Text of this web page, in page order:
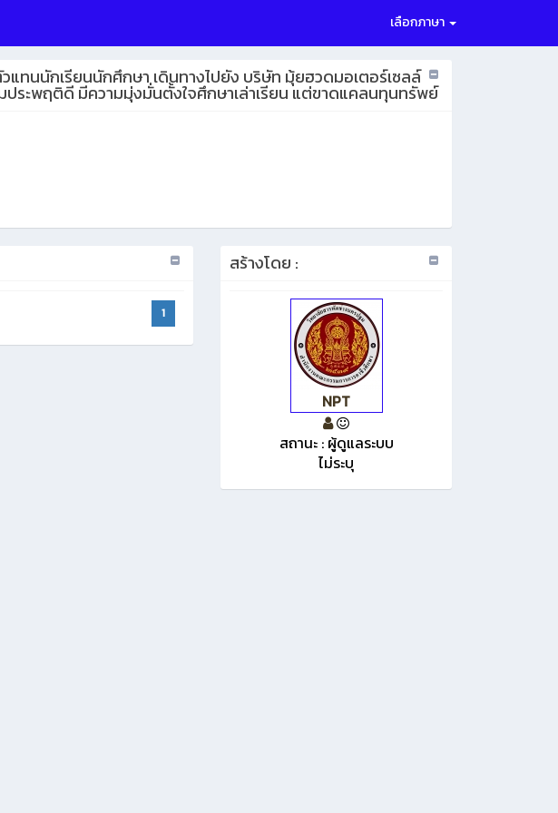
เลือกภาษา
ทนนักเรียนนักศึกษา เดินทางไปยัง บริษัท มุ้ยฮวดมอเตอร์เซลล์
ประพฤติดี มีความมุ่งมั่นตั้งใจศึกษาเล่าเรียน แต่ขาดแคลนทุนทรัพย์
1
สร้างโดย :
NPT
สถานะ : ผู้ดูแลระบบ
ไม่ระบุ